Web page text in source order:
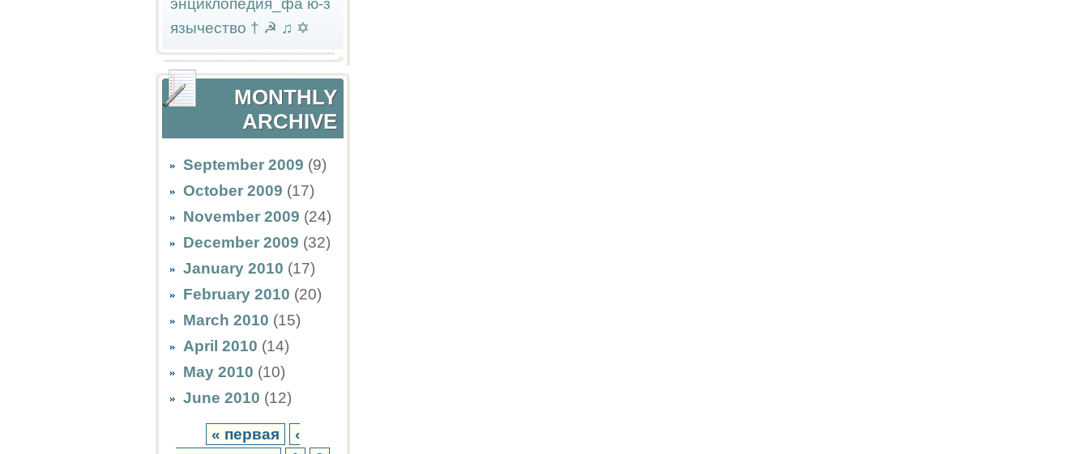
энциклопедия_фа ю-з
язычество † ☭ ♫ ✡
MONTHLY
ARCHIVE
September 2009 (9)
October 2009 (17)
November 2009 (24)
December 2009 (32)
January 2010 (17)
February 2010 (20)
March 2010 (15)
April 2010 (14)
May 2010 (10)
June 2010 (12)
« первая
‹